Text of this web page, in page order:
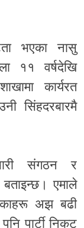
भएका नासु
११ वर्षदेखि
कार्यरत
सिंहदरबारमै
संगठन र
एमाले
अझ बढी
पार्टी निकट